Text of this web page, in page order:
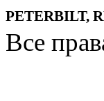
PETERBILT,
Все